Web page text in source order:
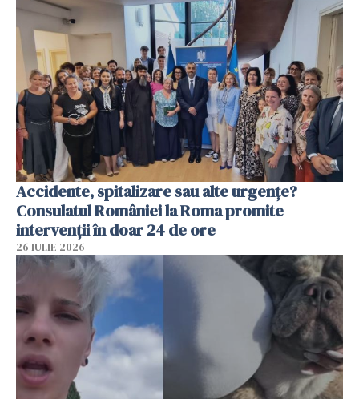
Accidente, spitalizare sau alte urgențe?
Consulatul României la Roma promite
intervenții în doar 24 de ore
26 IULIE 2026